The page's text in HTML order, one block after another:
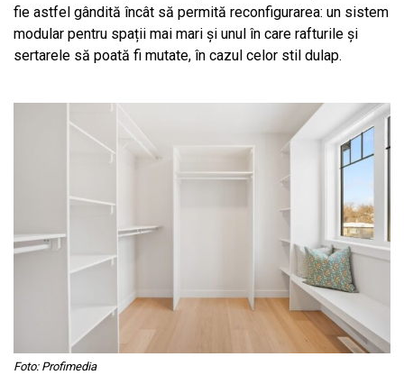
fie astfel gândită încât să permită reconfigurarea: un sistem
modular pentru spații mai mari și unul în care rafturile și
sertarele să poată fi mutate, în cazul celor stil dulap.
Foto: Profimedia